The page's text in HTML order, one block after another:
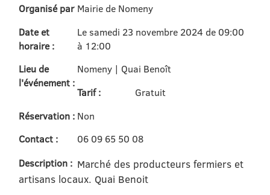
Organisé par Mairie de Nomeny
Date et
horaire :
Le samedi 23 novembre 2024 de 09:00
à 12:00
Lieu de
l'événement :
Nomeny | Quai Benoît
Tarif :
Gratuit
Réservation : Non
Contact :
06 09 65 50 08
Description : Marché des producteurs fermiers et
artisans locaux. Quai Benoit